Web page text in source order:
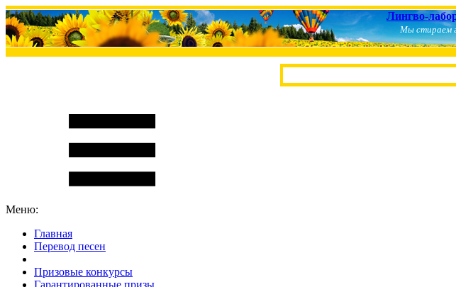
Лингво-
Мы стираем
Меню:
Главная
Перевод песен
Призовые конкурсы
Гарантированные призы